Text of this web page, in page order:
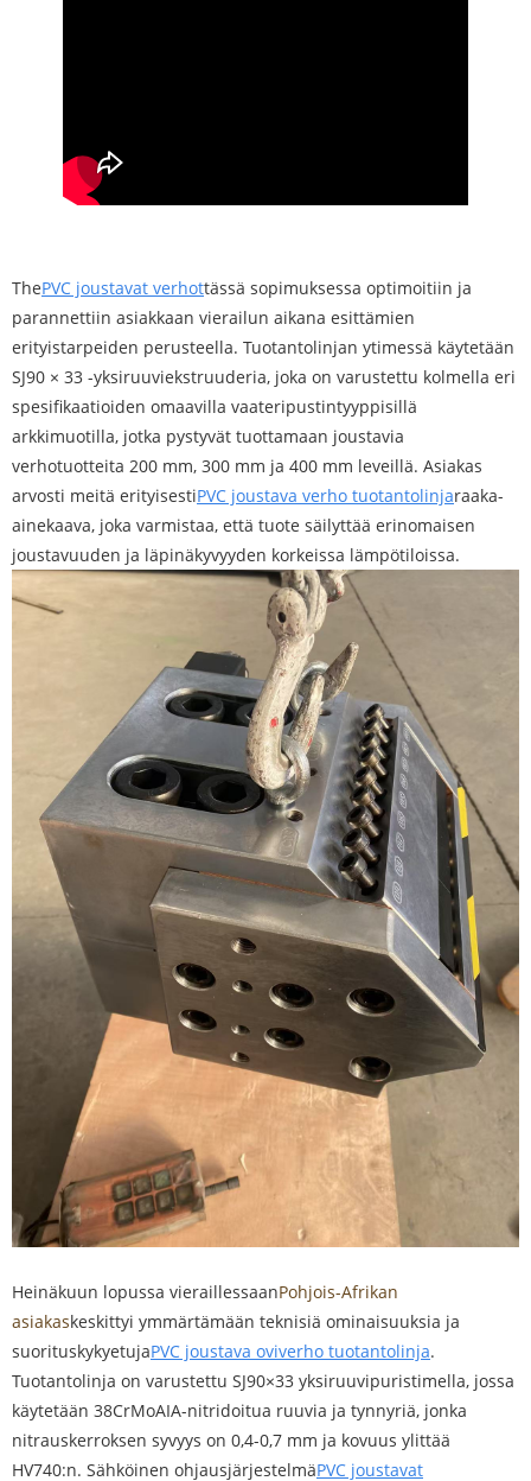
ThePVC joustavat verhottässä sopimuksessa optimoitiin ja
parannettiin asiakkaan vierailun aikana esittämien
erityistarpeiden perusteella. Tuotantolinjan ytimessä käytetään
SJ90 × 33 -yksiruuviekstruuderia, joka on varustettu kolmella eri
spesifikaatioiden omaavilla vaateripustintyyppisillä
arkkimuotilla, jotka pystyvät tuottamaan joustavia
verhotuotteita 200 mm, 300 mm ja 400 mm leveillä. Asiakas
arvosti meitä erityisestiPVC joustava verho tuotantolinjaraaka-
ainekaava, joka varmistaa, että tuote säilyttää erinomaisen
joustavuuden ja läpinäkyvyyden korkeissa lämpötiloissa.
Heinäkuun lopussa vieraillessaanPohjois-Afrikan
asiakaskeskittyi ymmärtämään teknisiä ominaisuuksia ja
suorituskykyetujaPVC joustava oviverho tuotantolinja.
Tuotantolinja on varustettu SJ90×33 yksiruuvipuristimella, jossa
käytetään 38CrMoAIA-nitridoitua ruuvia ja tynnyriä, jonka
nitrauskerroksen syvyys on 0,4-0,7 mm ja kovuus ylittää
HV740:n. Sähköinen ohjausjärjestelmäPVC joustavat